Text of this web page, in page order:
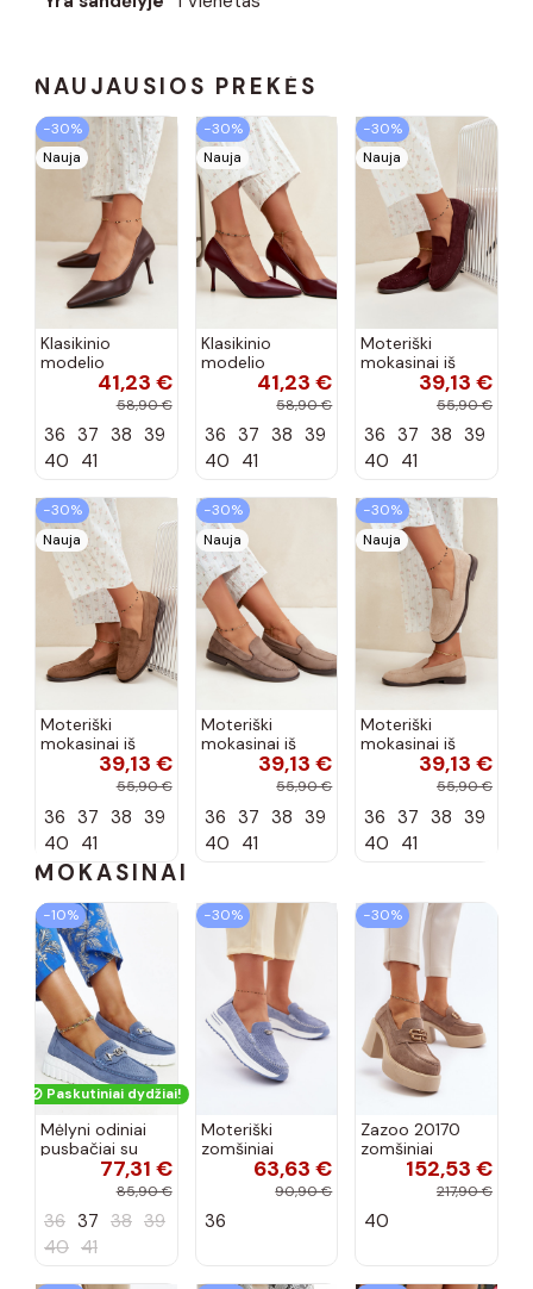
NAUJAUSIOS PREKĖS
−30%
Nauja
Klasikinio
modelio
aukštakulniai
šokolado
spalvos Nesha
41,23 €
58,90 €
36 37 38 39
40 41
−30%
Nauja
Klasikinio
modelio
aukštakulniai
bordo spalvos
Nesha
41,23 €
58,90 €
36 37 38 39
40 41
−30%
Nauja
Moteriški
mokasinai iš
dirbtinės
zomšos, bordo
39,13 €
55,90 €
36 37 38 39
40 41
−30%
Nauja
Moteriški
mokasinai iš
dirbtinės
zomšos, rudos
39,13 €
55,90 €
36 37 38 39
40 41
−30%
Nauja
Moteriški
mokasinai iš
dirbtinės
zomšos, molio
39,13 €
55,90 €
36 37 38 39
40 41
−30%
Nauja
Moteriški
mokasinai iš
dirbtinės
zomšos, smėlio
39,13 €
55,90 €
36 37 38 39
40 41
MOKASINAI
−10%
Paskutiniai dydžiai!
Mėlyni odiniai
pusbačiai su
dekoratyvine
sagtimi Taija
77,31 €
85,90 €
36 37 38 39
40 41
−30%
Moteriški
zomšiniai
mokasinai
Demela mėlynos
63,63 €
90,90 €
36
−30%
Zazoo 20170
zomšiniai
bateliai su
kulniukais smėlio
152,53 €
217,90 €
40